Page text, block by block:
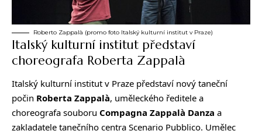
Roberto Zappalà (promo foto Italský kulturní institut v Praze)
Italský kulturní institut představí
choreografa Roberta Zappalà
Italský kulturní institut v Praze představí nový taneční
počin Roberta Zappalà, uměleckého ředitele a
choreografa souboru Compagna Zappalà Danza a
zakladatele tanečního centra Scenario Pubblico. Umělec